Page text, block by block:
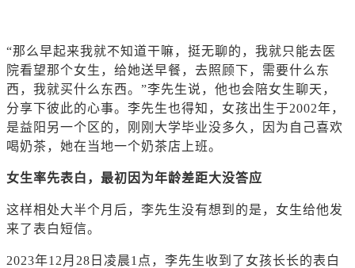
“那么早起来我就不知道干嘛，挺无聊的，我就只能去医
院看望那个女生，给她送早餐，去照顾下，需要什么东
西，我就买什么东西。”李先生说，他也会陪女生聊天，
分享下彼此的心事。李先生也得知，女孩出生于2002年，
是益阳另一个区的，刚刚大学毕业没多久，因为自己喜欢
喝奶茶，她在当地一个奶茶店上班。
女生率先表白，最初因为年龄差距大没答应
这样相处大半个月后，李先生没有想到的是，女生给他发
来了表白短信。
2023年12月28日凌晨1点，李先生收到了女孩长长的表白